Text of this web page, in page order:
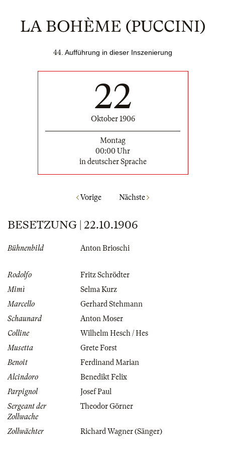
LA BOHÈME (PUCCINI)
44. Aufführung in dieser Inszenierung
22
Oktober 1906
Montag
00:00 Uhr
in deutscher Sprache
Vorige Nächste
BESETZUNG | 22.10.1906
Bühnenbild Anton Brioschi
Rodolfo
Fritz Schrödter
Mimì
Selma Kurz
Marcello
Gerhard Stehmann
Schaunard
Anton Moser
Colline
Wilhelm Hesch / Hes
Musetta
Grete Forst
Benoit
Ferdinand Marian
Alcindoro
Benedikt Felix
Parpignol
Josef Paul
Sergeant der
Zollwache
Theodor Görner
Zollwächter Richard Wagner (Sänger)